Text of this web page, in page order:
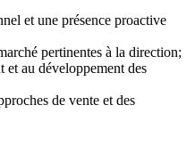
et une présence proactive
pertinentes à la direction;
au développement des
de vente et des